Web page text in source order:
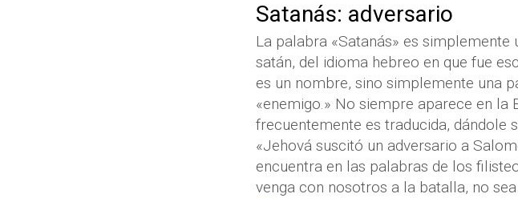
Satanás: adversario
La palabra «Satanás» es
satán, del idioma hebreo en que fue
es un nombre, sino simplemente una
«enemigo.» No siempre aparece en la
frecuentemente es traducida, dándole
«Jehová suscitó un adversario a
encuentra en las palabras de los
venga con nosotros a la batalla, no